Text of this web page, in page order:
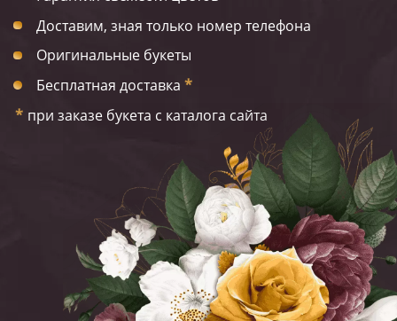
Доставим, зная только номер телефона
Оригинальные букеты
Бесплатная доставка *
* при заказе букета с каталога сайта